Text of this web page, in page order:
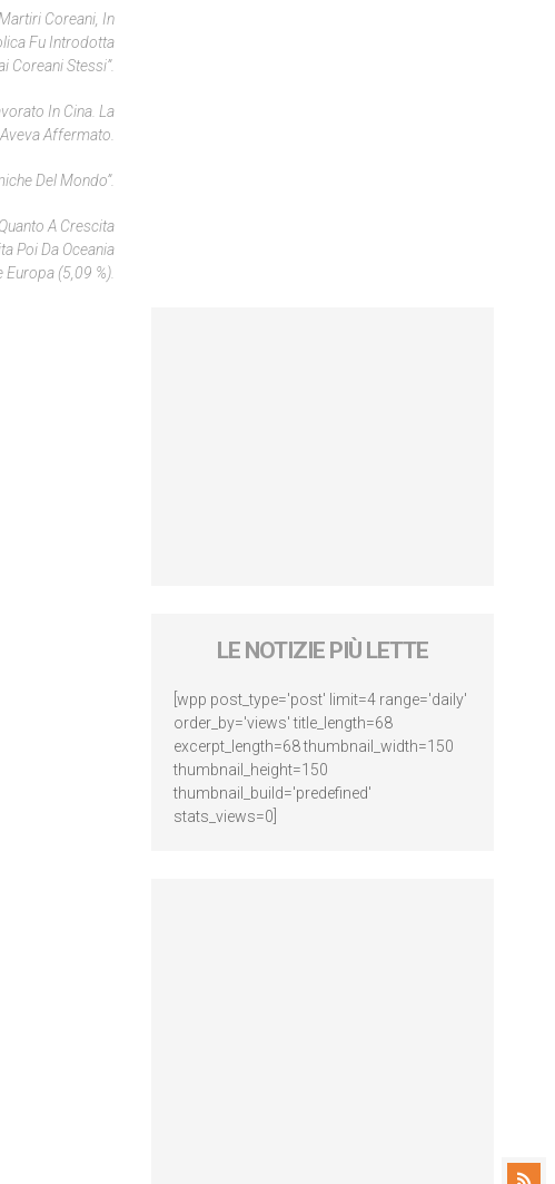
Coreani, In
Fu Introdotta
Coreani Stessi”.
In Cina. La
Affermato.
Del Mondo”.
A Crescita
Poi Da Oceania
(5,09 %).
LE NOTIZIE PIÙ LETTE
[wpp post_type='post' limit=4 range='daily'
order_by='views' title_length=68
excerpt_length=68 thumbnail_width=150
thumbnail_height=150
thumbnail_build='predefined'
stats_views=0]